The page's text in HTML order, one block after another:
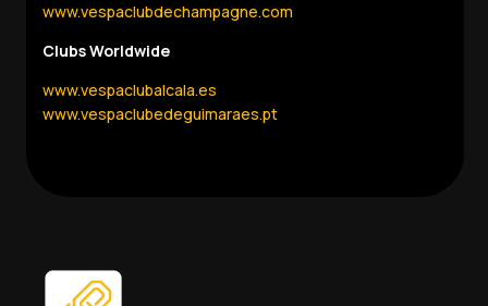
www.vespaclubdechampagne.com
Clubs Worldwide
www.vespaclubalcala.es
www.vespaclubedeguimaraes.pt